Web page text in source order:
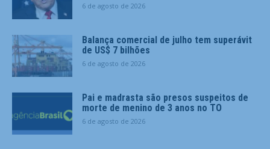
6 de agosto de 2026
Balança comercial de julho tem superávit
de US$ 7 bilhões
6 de agosto de 2026
Pai e madrasta são presos suspeitos de
morte de menino de 3 anos no TO
6 de agosto de 2026